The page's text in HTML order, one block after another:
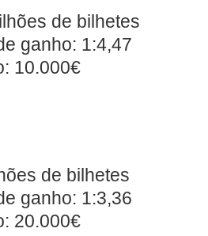
de bilhetes
ganho: 1:4,47
10.000€
de bilhetes
ganho: 1:3,36
20.000€